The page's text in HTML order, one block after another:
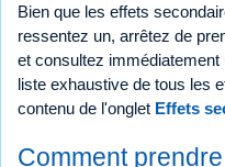
Bien que les effets
ressentez un, arrêtez de
et consultez
liste exhaustive de tous les
contenu de l'onglet Effets
Comment